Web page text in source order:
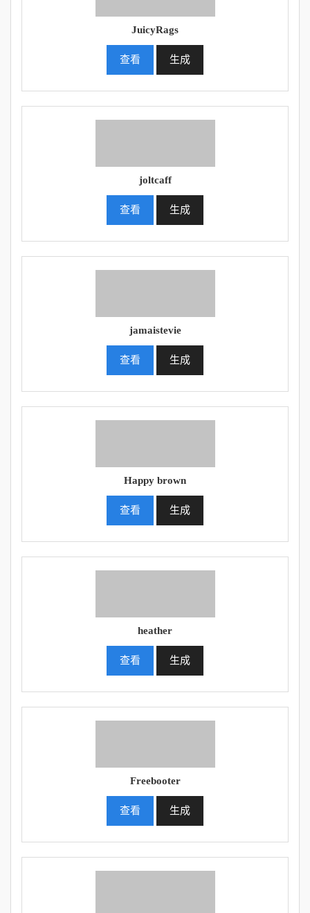
JuicyRags
查看 生成
joltcaff
查看 生成
jamaistevie
查看 生成
Happy brown
查看 生成
heather
查看 生成
Freebooter
查看 生成